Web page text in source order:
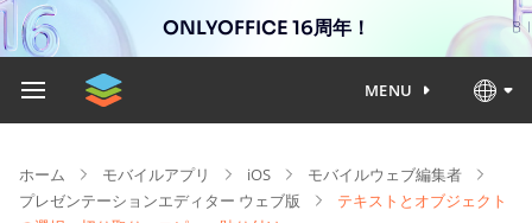
ONLYOFFICE 16周年！
MENU
ホーム モバイルアプリ iOS
モバイルウェブ編集者
プレゼンテーションエディター ウェブ版
テキストとオブジェクト